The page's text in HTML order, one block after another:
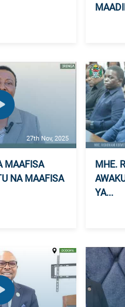
27th Nov, 2025
MAAFISA
NA MAAFISA
MHE.
YA...